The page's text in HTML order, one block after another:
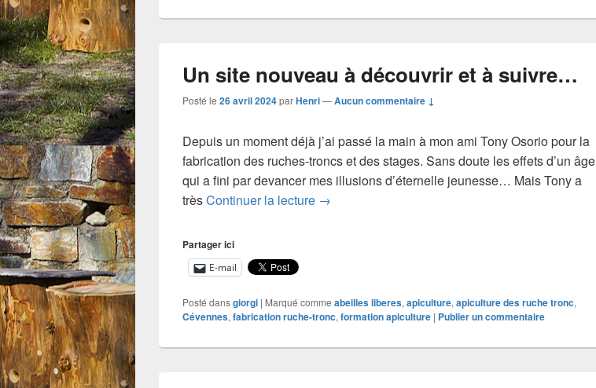
Un site nouveau à découvrir et à suivre…
Posté le 26 avril 2024parHenri—Aucun commentaire ↓
Depuis un moment déjà j’ai passé la main à mon ami Tony Osorio pour la
fabrication des ruches-troncs et des stages. Sans doute les effets d’un âge
qui a fini par devancer mes illusions d’éternelle jeunesse… Mais Tony a
trèsContinuer la lecture Un site nouveau à découvrir et à suivre…
→
Partager ici
E-mail
Posté dansgiorgi | Marqué comme abeilles liberes, apiculture, apiculture des ruche tronc,
Cévennes, fabrication ruche-tronc, formation apiculture | Publier un commentaire